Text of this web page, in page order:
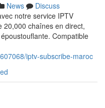
News
Discuss
notre service IPTV
20,000 chaînes en direct,
Compatible
iptv-subscribe-maroc